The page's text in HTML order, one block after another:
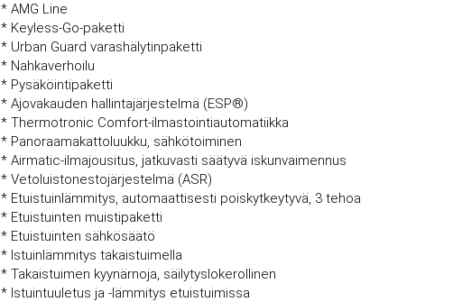
* AMG Line
* Keyless-Go-paketti
* Urban Guard varashälytinpaketti
* Nahkaverhoilu
* Pysäköintipaketti
* Ajovakauden hallintajärjestelmä (ESP®)
* Thermotronic Comfort-ilmastointiautomatiikka
* Panoraamakattoluukku, sähkötoiminen
* Airmatic-ilmajousitus, jatkuvasti säätyvä iskunvaimennus
* Vetoluistonestojärjestelmä (ASR)
* Etuistuinlämmitys, automaattisesti poiskytkeytyvä, 3 tehoa
* Etuistuinten muistipaketti
* Etuistuinten sähkösäätö
* Istuinlämmitys takaistuimella
* Takaistuimen kyynärnoja, säilytyslokerollinen
* Istuintuuletus ja -lämmitys etuistuimissa